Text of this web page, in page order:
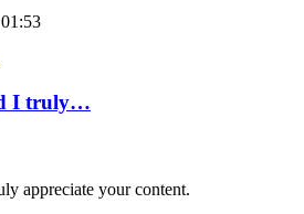
I truly…
appreciate your content.